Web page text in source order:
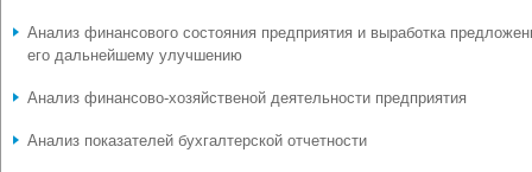
Анализ финансового состояния предприятия и выработка
его дальнейшему улучшению
Анализ финансово-хозяйственой деятельности предприятия
Анализ показателей бухгалтерской отчетности